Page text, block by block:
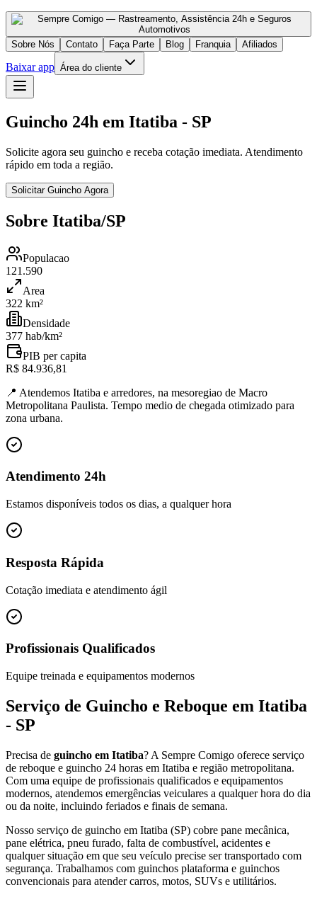
Sobre Nós Contato Faça Parte Blog Franquia Afiliados
Baixar app Área do cliente
Guincho 24h em Itatiba - SP
Solicite agora seu guincho e receba cotação imediata. Atendimento
rápido em toda a região.
Solicitar Guincho Agora
Sobre Itatiba/SP
Populacao
121.590
Area
322 km²
Densidade
377 hab/km²
PIB per capita
R$ 84.936,81
📍 Atendemos Itatiba e arredores, na mesoregiao de Macro
Metropolitana Paulista. Tempo medio de chegada otimizado para
zona urbana.
Atendimento 24h
Estamos disponíveis todos os dias, a qualquer hora
Resposta Rápida
Cotação imediata e atendimento ágil
Profissionais Qualificados
Equipe treinada e equipamentos modernos
Serviço de Guincho e Reboque em Itatiba
- SP
Precisa de guincho em Itatiba? A Sempre Comigo oferece serviço
de reboque e guincho 24 horas em Itatiba e região metropolitana.
Com uma equipe de profissionais qualificados e equipamentos
modernos, atendemos emergências veiculares a qualquer hora do dia
ou da noite, incluindo feriados e finais de semana.
Nosso serviço de guincho em Itatiba (SP) cobre pane mecânica,
pane elétrica, pneu furado, falta de combustível, acidentes e
qualquer situação em que seu veículo precise ser transportado com
segurança. Trabalhamos com guinchos plataforma e guinchos
convencionais para atender carros, motos, SUVs e utilitários.